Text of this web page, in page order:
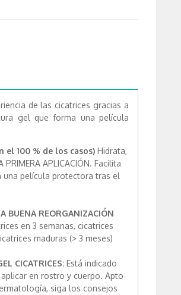
de las cicatrices gracias a
gel que forma una película
el 100 % de los casos) Hidrata,
PRIMERA APLICACIÓN. Facilita
una película protectora tras el
BUENA REORGANIZACIÓN
en 3 semanas, cicatrices
maduras (> 3 meses)
CICATRICES: Está indicado
en rostro y cuerpo. Apto
siga los consejos